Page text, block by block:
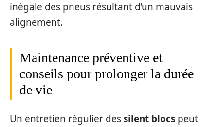
inégale des pneus résultant d’un mauvais
alignement.
Maintenance préventive et
conseils pour prolonger la durée
de vie
Un entretien régulier dessilent blocs peut